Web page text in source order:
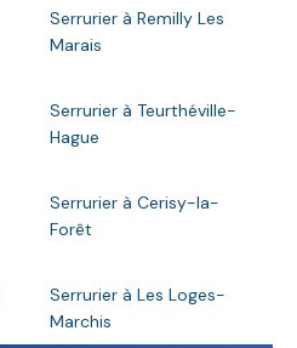
Serrurier à Remilly Les
Marais
Serrurier à Teurthéville-
Hague
Serrurier à Cerisy-la-
Forêt
Serrurier à Les Loges-
Marchis